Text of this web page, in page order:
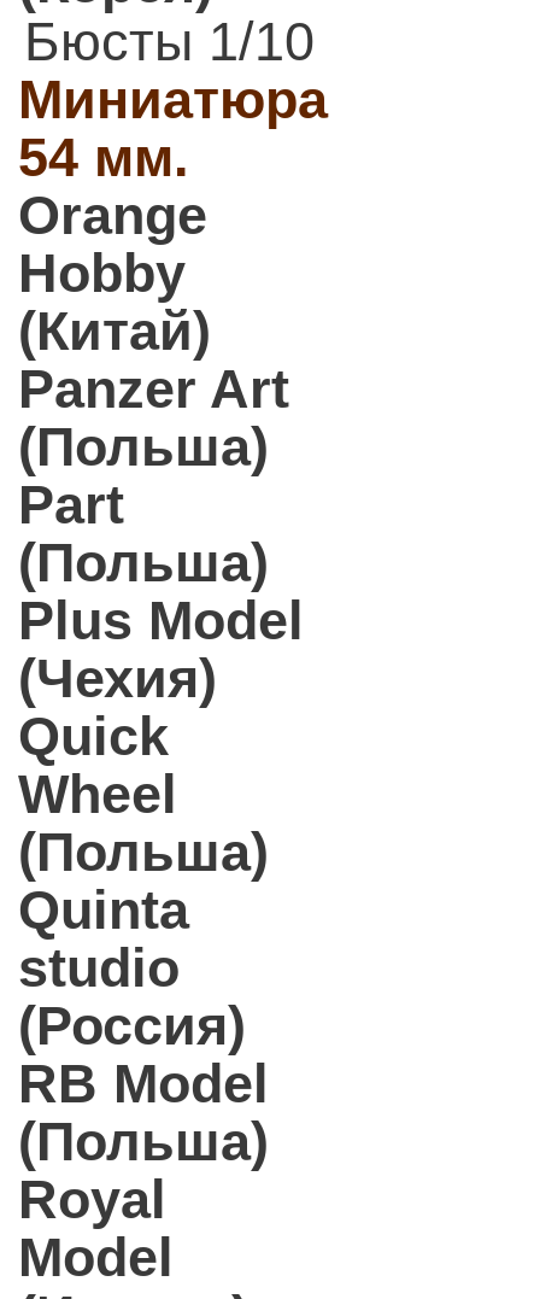
Бюсты 1/10
Миниатюра
54 мм.
Orange
Hobby
(Китай)
Panzer Art
(Польша)
Part
(Польша)
Plus Model
(Чехия)
Quick
Wheel
(Польша)
Quinta
studio
(Россия)
RB Model
(Польша)
Royal
Model